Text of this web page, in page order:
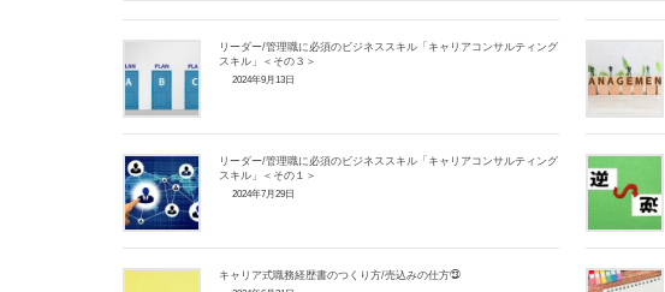
リーダー/管理職に必須のビジネススキル「キャリアコンサルティング
スキル」＜その３＞
2024年9月13日
リーダー/管理職に必須のビジネススキル「キャリアコンサルティング
スキル」＜その１＞
2024年7月29日
キャリア式職務経歴書のつくり方/売込みの仕方㉓